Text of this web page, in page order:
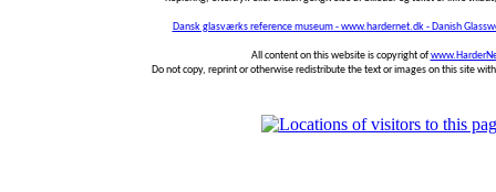
Dansk glasværks reference museum - www.hardernet.dk - Danish
All content on this website is copyright of
Do not copy, reprint or otherwise redistribute the text or images on this site